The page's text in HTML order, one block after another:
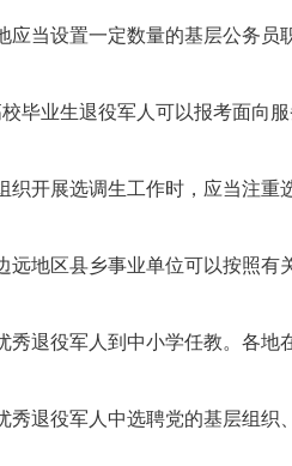
应当设置一定数量的基层公务员
毕业生退役军人可以报考面向
织开展选调生工作时，应当注重
远地区县乡事业单位可以按照有
秀退役军人到中小学任教。各
秀退役军人中选聘党的基层组织